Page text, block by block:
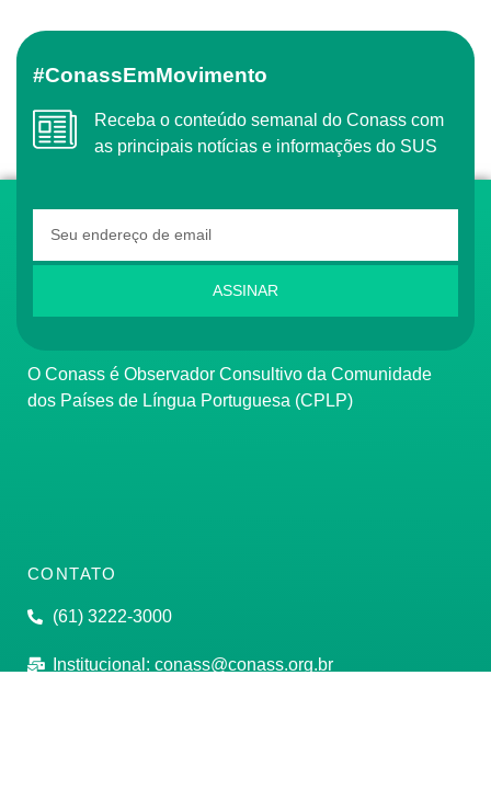
#ConassEmMovimento
Receba o conteúdo semanal do Conass com
as principais notícias e informações do SUS
ASSINAR
O Conass é Observador Consultivo da Comunidade
dos Países de Língua Portuguesa (CPLP)
CONTATO
(61) 3222-3000
Institucional: conass@conass.org.br